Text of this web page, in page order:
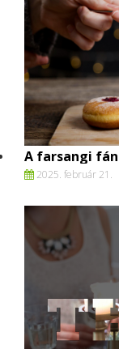
A farsangi
2025. február 21.